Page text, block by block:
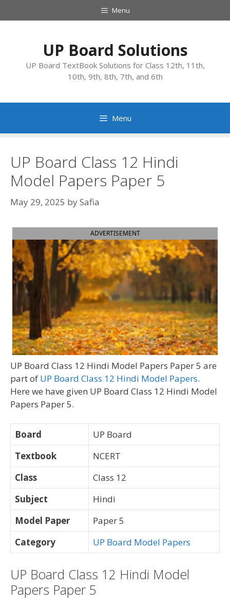
to
Menu
UP Board Solutions
UP Board TextBook Solutions for Class 12th, 11th,
10th, 9th, 8th, 7th, and 6th
Menu
UP Board Class 12 Hindi
Model Papers Paper 5
May 29, 2025 bySafia
ADVERTISEMENT
UP Board Class 12 Hindi Model Papers Paper 5 are
part of UP Board Class 12 Hindi Model Papers.
Here we have given UP Board Class 12 Hindi Model
Papers Paper 5.
Board
UP Board
Textbook
NCERT
Class
Class 12
Subject
Hindi
Model Paper
Paper 5
Category
UP Board Model Papers
UP Board Class 12 Hindi Model
Papers Paper 5